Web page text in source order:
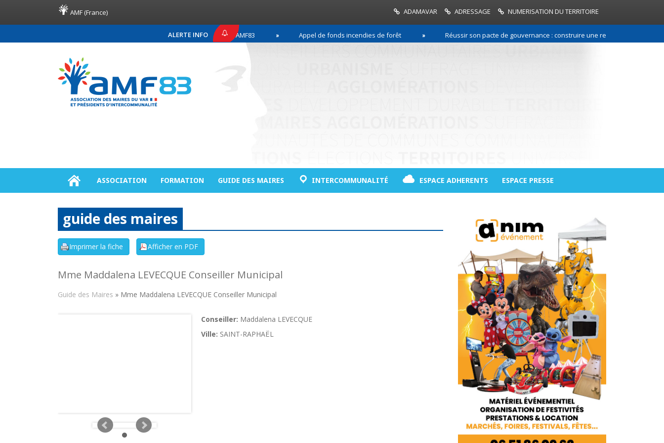
AMF (France) ADAMAVAR ADRESSAGE NUMERISATION DU TERRITOIRE
ALERTE INFO
COMMUNIQUÉ DE PRESSE AMF83 Appel de fonds incendies de forêt Réussir son pacte de gouvernance : construire une relation de confiance entre
ASSOCIATION FORMATION GUIDE DES MAIRES INTERCOMMUNALITÉ ESPACE ADHERENTS ESPACE PRESSE
guide des maires
Mme Maddalena LEVECQUE Conseiller Municipal
Guide des Maires » Mme Maddalena LEVECQUE Conseiller Municipal
Conseiller: Maddalena LEVECQUE
Ville: SAINT-RAPHAËL